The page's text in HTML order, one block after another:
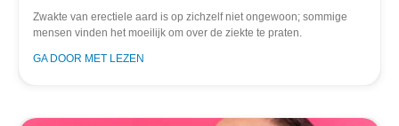
Zwakte van erectiele aard is op zichzelf niet ongewoon; sommige
mensen vinden het moeilijk om over de ziekte te praten.
GA DOOR MET LEZEN